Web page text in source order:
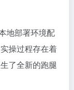
地部署环境配
操过程存在着
了全新的跑腿